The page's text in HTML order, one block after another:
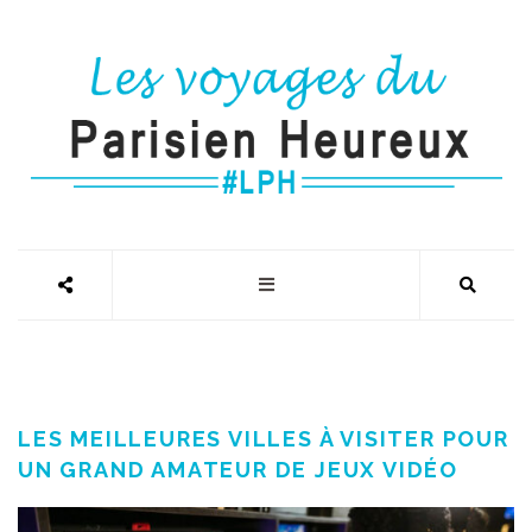
LES MEILLEURES VILLES À VISITER POUR
UN GRAND AMATEUR DE JEUX VIDÉO